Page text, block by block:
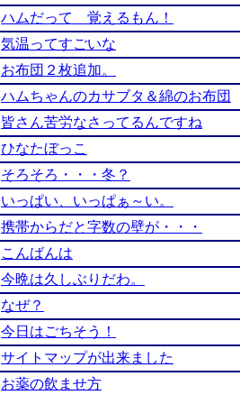
ハムだって 覚えるもん！
気温ってすごいな
お布団２枚追加。
ハムちゃんのカサブタ＆綿のお布団
皆さん苦労なさってるんですね
ひなたぼっこ
そろそろ・・・冬？
いっぱい、いっぱぁ～い。
携帯からだと字数の壁が・・・
こんばんは
今晩は久しぶりだわ。
なぜ？
今日はごちそう！
サイトマップが出来ました
お薬の飲ませ方